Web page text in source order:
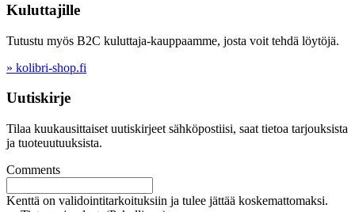
Kuluttajille
Tutustu myös B2C kuluttaja-kauppaamme, josta voit tehdä löytöjä.
» kolibri-shop.fi
Uutiskirje
Tilaa kuukausittaiset uutiskirjeet sähköpostiisi, saat tietoa tarjouksista
ja tuoteuutuuksista.
Comments
Kenttä on validointitarkoituksiin ja tulee jättää koskemattomaksi.